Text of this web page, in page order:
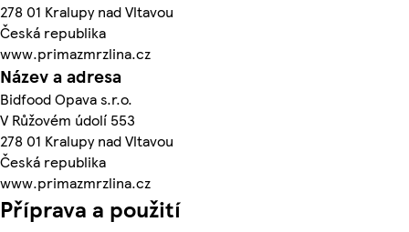
278 01 Kralupy nad Vltavou
Česká republika
www.primazmrzlina.cz
Název a adresa
Bidfood Opava s.r.o.
V Růžovém údolí 553
278 01 Kralupy nad Vltavou
Česká republika
www.primazmrzlina.cz
Příprava a použití